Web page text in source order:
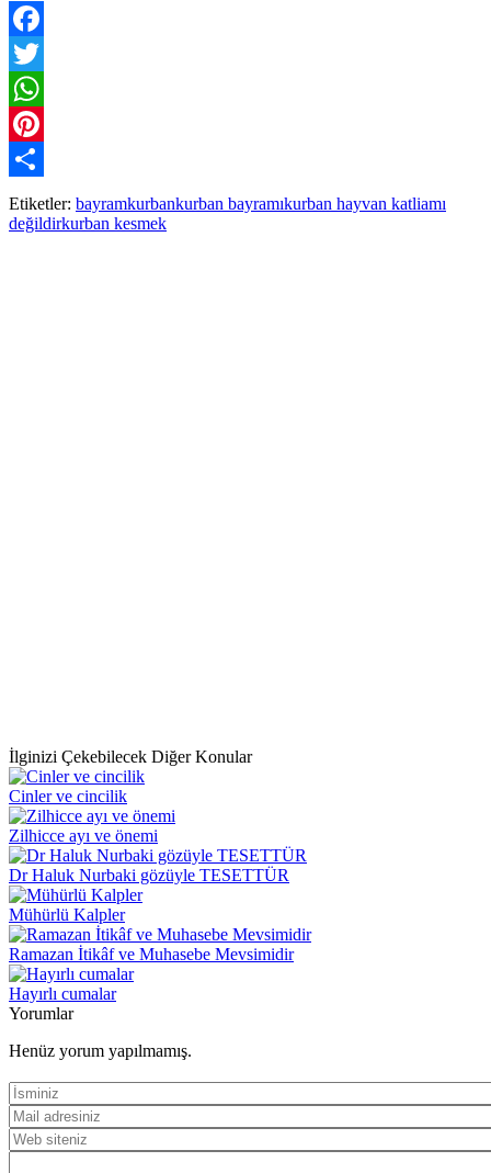
Facebook
Twitter
WhatsApp
Pinterest
Paylaş
Etiketler: bayramkurbankurban bayramıkurban hayvan katliamı
değildirkurban kesmek
İlginizi Çekebilecek Diğer Konular
Cinler ve cincilik
Zilhicce ayı ve önemi
Dr Haluk Nurbaki gözüyle TESETTÜR
Mühürlü Kalpler
Ramazan İtikâf ve Muhasebe Mevsimidir
Hayırlı cumalar
Yorumlar
Henüz yorum yapılmamış.